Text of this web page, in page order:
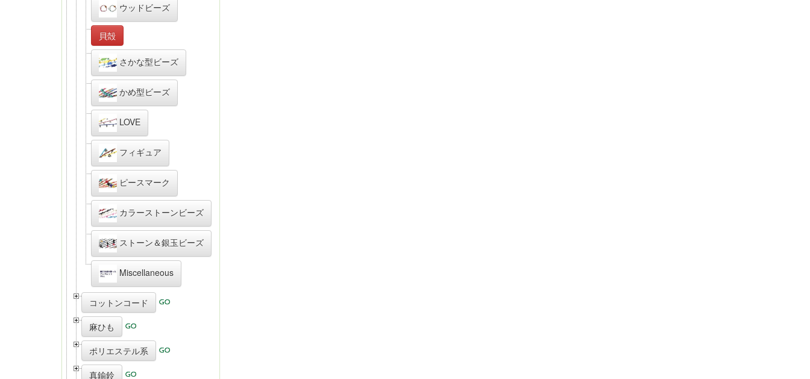
ウッドビーズ
貝殻
さかな型ビーズ
かめ型ビーズ
LOVE
フィギュア
ピースマーク
カラーストーンビーズ
ストーン＆銀玉ビーズ
Miscellaneous
コットンコード
麻ひも
ポリエステル系
真鍮鈴